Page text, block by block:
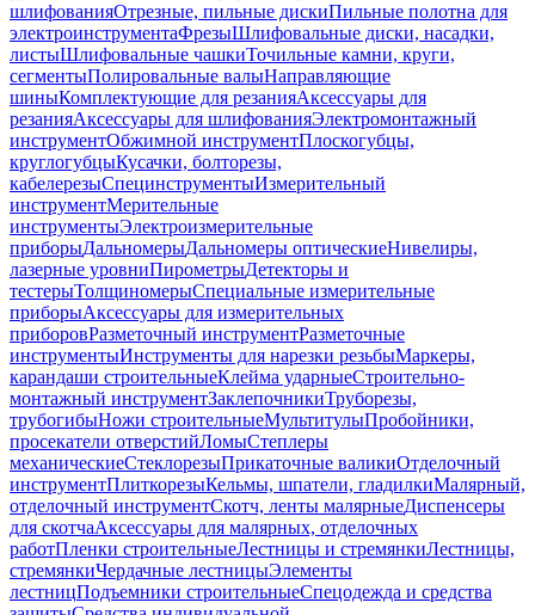
шлифованияОтрезные, пильные дискиПильные полотна для
электроинструментаФрезыШлифовальные диски, насадки,
листыШлифовальные чашкиТочильные камни, круги,
сегментыПолировальные валыНаправляющие
шиныКомплектующие для резанияАксессуары для
резанияАксессуары для шлифованияЭлектромонтажный
инструментОбжимной инструментПлоскогубцы,
круглогубцыКусачки, болторезы,
кабелерезыСпецинструментыИзмерительный
инструментМерительные
инструментыЭлектроизмерительные
приборыДальномерыДальномеры оптическиеНивелиры,
лазерные уровниПирометрыДетекторы и
тестерыТолщиномерыСпециальные измерительные
приборыАксессуары для измерительных
приборовРазметочный инструментРазметочные
инструментыИнструменты для нарезки резьбыМаркеры,
карандаши строительныеКлейма ударныеСтроительно-
монтажный инструментЗаклепочникиТруборезы,
трубогибыНожи строительныеМультитулыПробойники,
просекатели отверстийЛомыСтеплеры
механическиеСтеклорезыПрикаточные валикиОтделочный
инструментПлиткорезыКельмы, шпатели, гладилкиМалярный,
отделочный инструментСкотч, ленты малярныеДиспенсеры
для скотчаАксессуары для малярных, отделочных
работПленки строительныеЛестницы и стремянкиЛестницы,
стремянкиЧердачные лестницыЭлементы
лестницПодъемники строительныеСпецодежда и средства